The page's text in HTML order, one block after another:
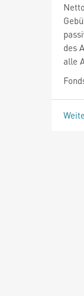
des
alle